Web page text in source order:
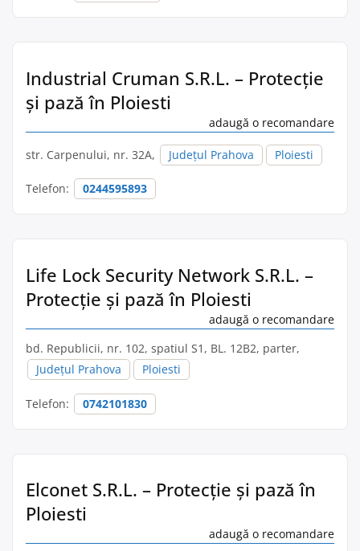
Industrial Cruman S.R.L. – Protecție
și pază în Ploiesti
adaugă o recomandare
str. Carpenului, nr. 32A, Județul Prahova Ploiesti
Telefon: 0244595893
Life Lock Security Network S.R.L. –
Protecție și pază în Ploiesti
adaugă o recomandare
bd. Republicii, nr. 102, spatiul S1, BL. 12B2, parter,
Județul Prahova
Ploiesti
Telefon: 0742101830
Elconet S.R.L. – Protecție și pază în
Ploiesti
adaugă o recomandare